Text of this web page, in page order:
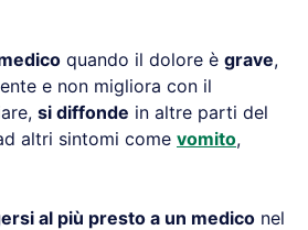
quando il dolore è grave,
e non migliora con il
si diffonde in altre parti del
altri sintomi come vomito,
al più presto a un medico nel